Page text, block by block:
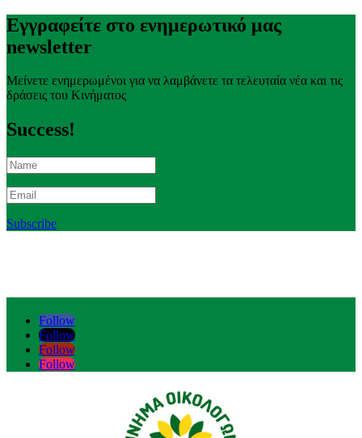
Εγγραφείτε στο ενημερωτικό μας
newsletter
Μείνετε ενημερωμένοι για να λαμβάνετε τα τελευταία νέα και τις
δράσεις του Κινήματος
Success!
Subscribe
Follow
Follow
Follow
Follow